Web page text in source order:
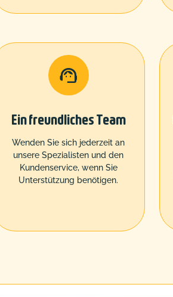

Ein freundliches Team
Wenden Sie sich jederzeit an
unsere Spezialisten und den
Kundenservice, wenn Sie
Unterstützung benötigen.